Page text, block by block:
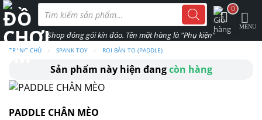
Skip
to
content
Tìm
kiếm
phẩm
TRANG CHỦ › SPANK TOY › ROI BẢN TO (PADDLE)
Sản phẩm này hiện đangcòn hàng
PADDLE CHÂN MÈO
0